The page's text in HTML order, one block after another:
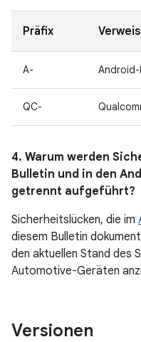
Präfix
A- Android-
QC-
4. Warum werden
Bulletin und in den
getrennt aufgeführt?
Sicherheitslücken, die im
diesem Bulletin
den aktuellen Stand des
Automotive-Geräten
Versionen